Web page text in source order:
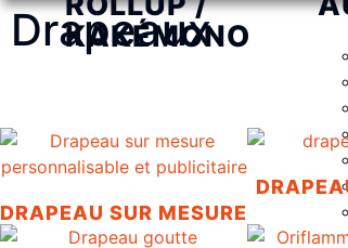
KAKÉMONO
Drapeaux
DRAPEAU SUR MESURE